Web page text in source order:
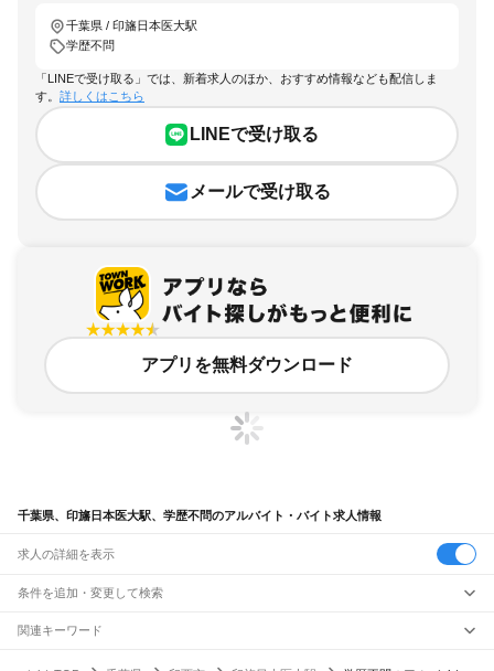
千葉県 / 印旛日本医大駅
学歴不問
「LINEで受け取る」では、新着求人のほか、おすすめ情報なども配信しま
す。 詳しくはこちら
LINEで受け取る
メールで受け取る
アプリを無料ダウンロード
千葉県、印旛日本医大駅、学歴不問のアルバイト・バイト求人情報
求人の詳細を表示
条件を追加・変更して検索
市区町村を追加・変更
駅を追加・変更
関連キーワード